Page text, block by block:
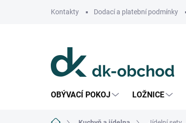
Kontakty Dodací a platební podmínky
OBÝVACÍ POKOJ LOŽNICE